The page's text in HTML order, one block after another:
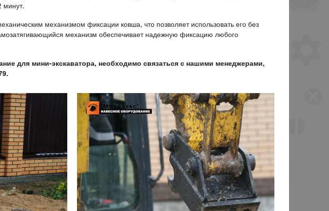
минут.
механизмом фиксации ковша, что позволяет использовать его без
механизм обеспечивает надежную фиксацию любого
для мини-экскаватора, необходимо связаться с нашими менеджерами,